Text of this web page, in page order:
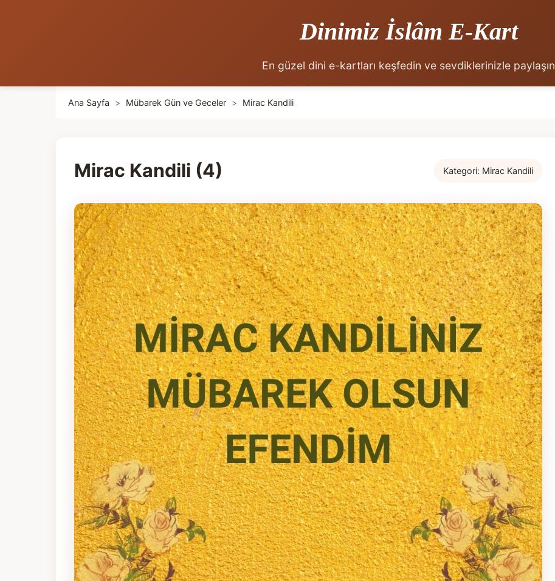
Dinimiz İslâm E-Kart
En güzel dini e-kartları keşfedin ve sevdiklerinizle paylaşın
Ana Sayfa > Mübarek Gün ve Geceler > Mirac Kandili
Mirac Kandili (4) Kategori: Mirac Kandili